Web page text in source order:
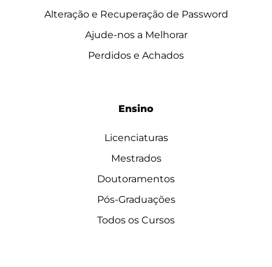
Alteração e Recuperação de Password
Ajude-nos a Melhorar
Perdidos e Achados
Ensino
Licenciaturas
Mestrados
Doutoramentos
Pós-Graduações
Todos os Cursos